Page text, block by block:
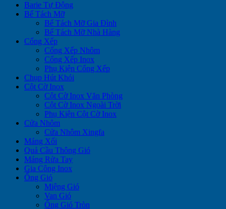
Barie Tự Động
Bể Tách Mỡ
Bể Tách Mỡ Gia Đình
Bể Tách Mỡ Nhà Hàng
Cổng Xếp
Cổng Xếp Nhôm
Cổng Xếp Inox
Phụ Kiện Cổng Xếp
Chụp Hút Khói
Cột Cờ Inox
Cột Cờ Inox Văn Phòng
Cột Cờ Inox Ngoài Trời
Phụ Kiện Cột Cờ Inox
Cửa Nhôm
Cửa Nhôm Xingfa
Máng Xối
Quả Cầu Thông Gió
Máng Rửa Tay
Gia Công Inox
Ống Gió
Miệng Gió
Van Gió
Ống Gió Tròn